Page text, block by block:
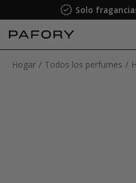
Solo
Hogar Todos los perfumes